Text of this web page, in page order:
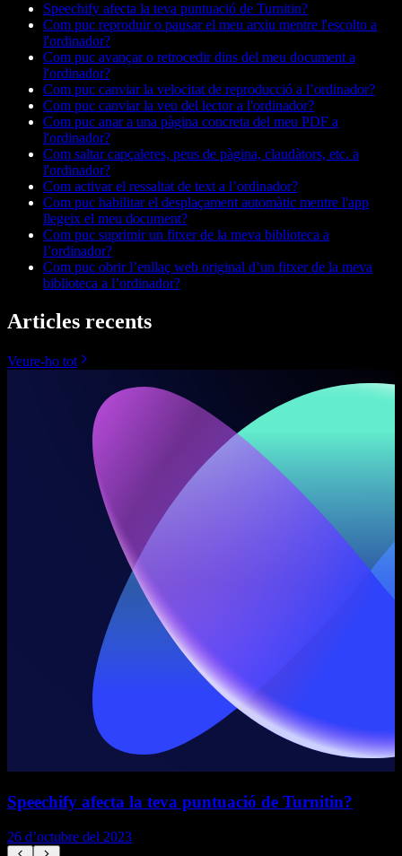
Speechify afecta la teva puntuació de Turnitin?
Com puc reproduir o pausar el meu arxiu mentre l'escolto a
l'ordinador?
Com puc avançar o retrocedir dins del meu document a
l'ordinador?
Com puc canviar la velocitat de reproducció a l’ordinador?
Com puc canviar la veu del lector a l'ordinador?
Com puc anar a una pàgina concreta del meu PDF a
l'ordinador?
Com saltar capçaleres, peus de pàgina, claudàtors, etc. a
l'ordinador?
Com activar el ressaltat de text a l’ordinador?
Com puc habilitar el desplaçament automàtic mentre l'app
llegeix el meu document?
Com puc suprimir un fitxer de la meva biblioteca a
l’ordinador?
Com puc obrir l’enllaç web original d’un fitxer de la meva
biblioteca a l’ordinador?
Articles recents
Veure-ho tot
Speechify afecta la teva puntuació de Turnitin?
26 d’octubre del 2023